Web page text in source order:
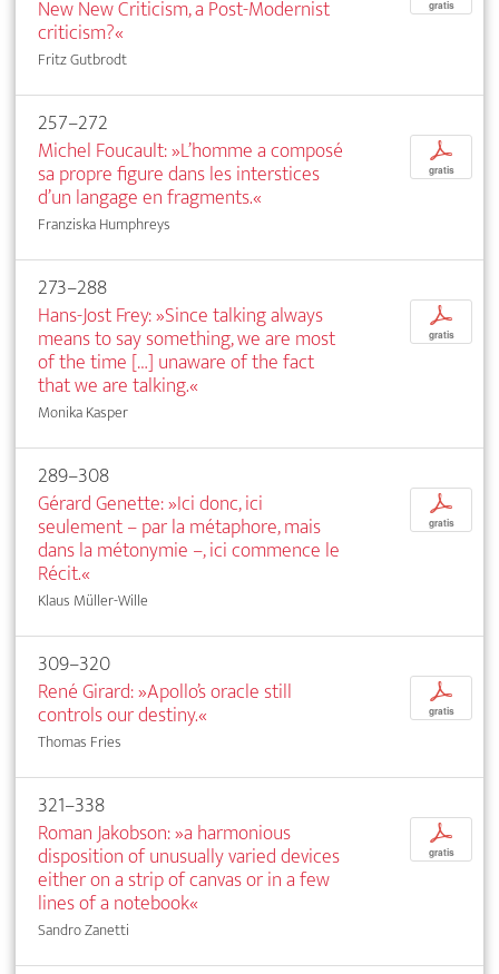
New New Criticism, a Post-Modernist
criticism?«
Fritz Gutbrodt
gratis
257–272
Michel Foucault: »L’homme a composé
sa propre figure dans les interstices
d’un langage en fragments.«
Franziska Humphreys
p
gratis
273–288
Hans-Jost Frey: »Since talking always
means to say something, we are most
of the time […] unaware of the fact
that we are talking.«
Monika Kasper
p
gratis
289–308
Gérard Genette: »Ici donc, ici
seulement – par la métaphore, mais
dans la métonymie –, ici commence le
Récit.«
Klaus Müller-Wille
p
gratis
309–320
René Girard: »Apollo’s oracle still
controls our destiny.«
Thomas Fries
p
gratis
321–338
Roman Jakobson: »a harmonious
disposition of unusually varied devices
either on a strip of canvas or in a few
lines of a notebook«
Sandro Zanetti
p
gratis